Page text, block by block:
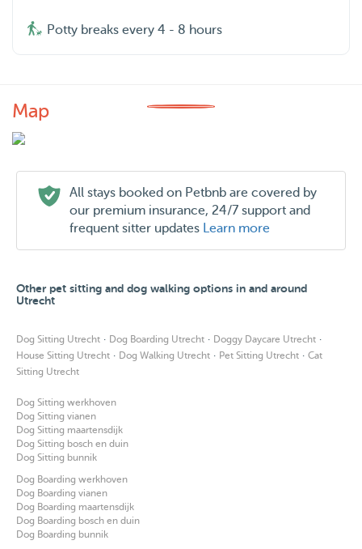
Potty breaks every 4 - 8 hours
Map
All stays booked on Petbnb are covered by
our premium insurance, 24/7 support and
frequent sitter updates Learn more
Other pet sitting and dog walking options in and around
Utrecht
Dog Sitting Utrecht · Dog Boarding Utrecht · Doggy Daycare Utrecht ·
House Sitting Utrecht · Dog Walking Utrecht · Pet Sitting Utrecht · Cat
Sitting Utrecht
Dog Sitting werkhoven
Dog Sitting vianen
Dog Sitting maartensdijk
Dog Sitting bosch en duin
Dog Sitting bunnik
Dog Boarding werkhoven
Dog Boarding vianen
Dog Boarding maartensdijk
Dog Boarding bosch en duin
Dog Boarding bunnik